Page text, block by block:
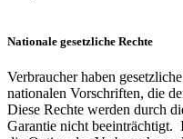
Nationale gesetzliche Rechte
Verbraucher haben
nationalen Vorschriften, die
Diese Rechte werden durch
Garantie nicht beeinträchtigt.